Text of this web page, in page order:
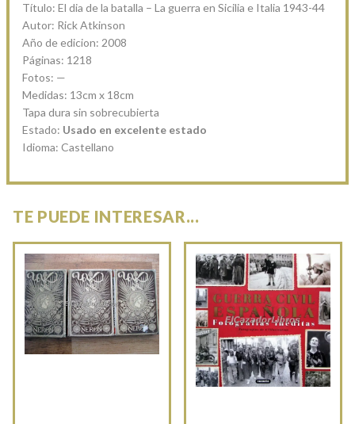
Título: El dia de la batalla – La guerra en Sicilia e Italia 1943-44
Autor: Rick Atkinson
Año de edicion: 2008
Páginas: 1218
Fotos: —
Medidas: 13cm x 18cm
Tapa dura sin sobrecubierta
Estado: Usado en excelente estado
Idioma: Castellano
TE PUEDE INTERESAR...